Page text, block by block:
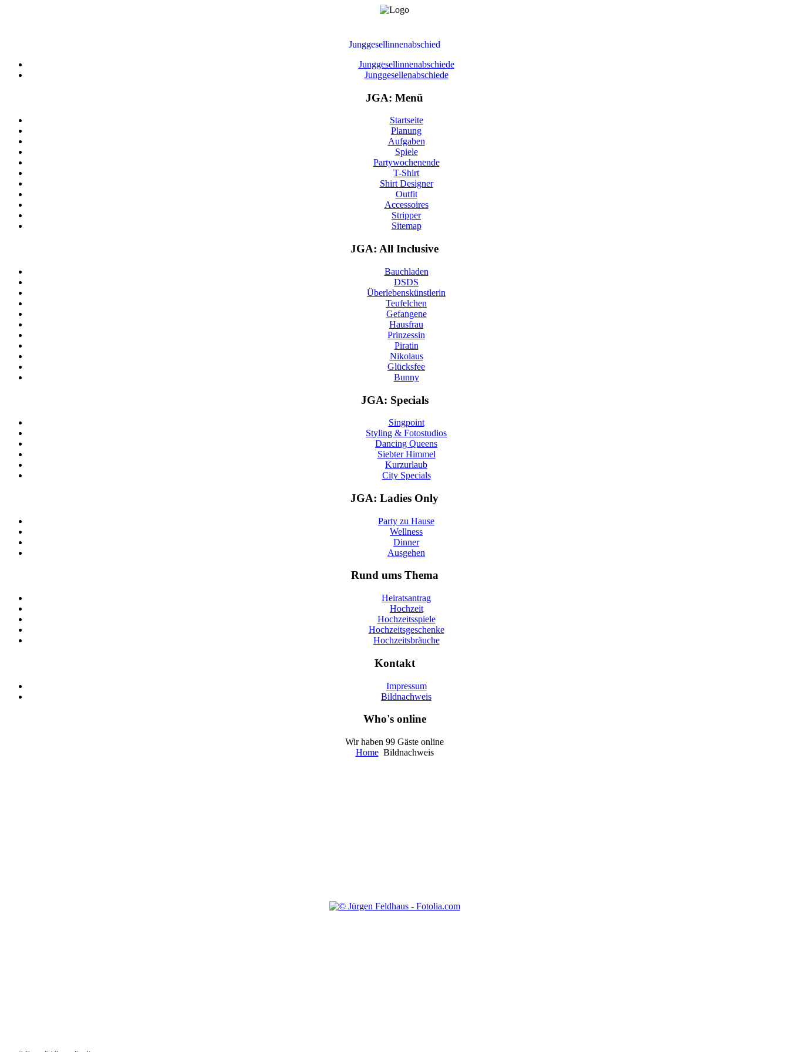
Junggesellinnenabschied
Junggesellinnenabschiede
Junggesellenabschiede
JGA: Menü
Startseite
Planung
Aufgaben
Spiele
Partywochenende
T-Shirt
Shirt Designer
Outfit
Accessoires
Stripper
Sitemap
JGA: All Inclusive
Bauchladen
DSDS
Überlebenskünstlerin
Teufelchen
Gefangene
Hausfrau
Prinzessin
Piratin
Nikolaus
Glücksfee
Bunny
JGA: Specials
Singpoint
Styling & Fotostudios
Dancing Queens
Siebter Himmel
Kurzurlaub
City Specials
JGA: Ladies Only
Party zu Hause
Wellness
Dinner
Ausgehen
Rund ums Thema
Heiratsantrag
Hochzeit
Hochzeitsspiele
Hochzeitsgeschenke
Hochzeitsbräuche
Kontakt
Impressum
Bildnachweis
Who's online
Wir haben 99 Gäste online
Home Bildnachweis